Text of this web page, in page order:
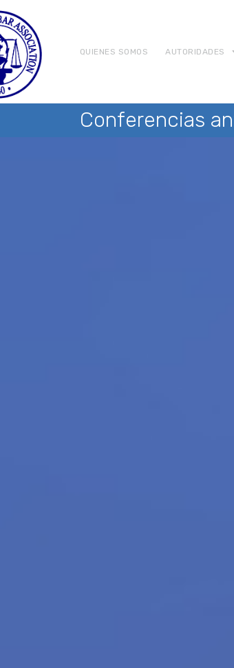
QUIENES SOMOS AUTORIDADES
Conferencias